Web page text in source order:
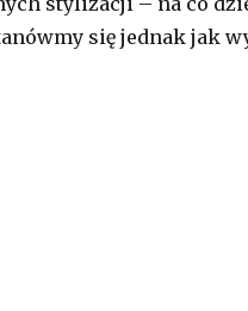
się jednak jak